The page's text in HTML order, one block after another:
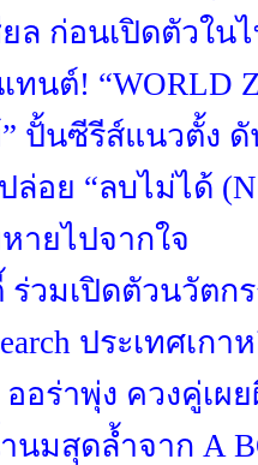
ล ก่อนเปิดตัวใน
นต์! “WORLD
ปั้นซีรีส์แนวตั้ง
อย “ลบไม่ได้
ายไปจากใจ
ร่วมเปิดตัวนวัตก
ประเทศเกา
ออร่าพุ่ง ควงคู่เ
นมสุดล้ำจาก A